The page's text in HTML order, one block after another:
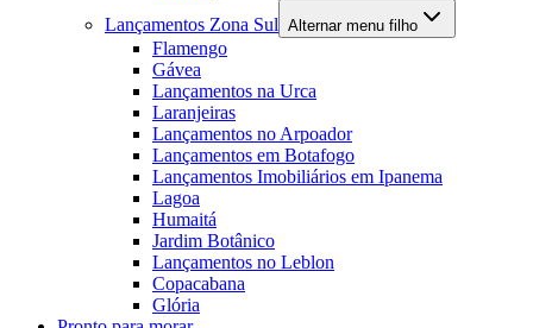
Lançamentos Zona Sul Alternar menu filho
Flamengo
Gávea
Lançamentos na Urca
Laranjeiras
Lançamentos no Arpoador
Lançamentos em Botafogo
Lançamentos Imobiliários em Ipanema
Lagoa
Humaitá
Jardim Botânico
Lançamentos no Leblon
Copacabana
Glória